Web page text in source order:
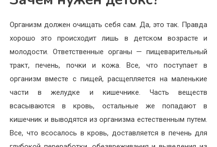
Организм должен очищать себя сам. Да, это так. Правда
хорошо это происходит лишь в детском возрасте и
молодости. Ответственные органы — пищеварительный
тракт, печень, почки и кожа. Все, что поступает в
организм вместе с пищей, расщепляется на маленькие
части в желудке и кишечнике. Часть веществ
всасываются в кровь, остальные же попадают в
кишечник и выводятся из организма естественным путем.
Все, что всосалось в кровь, доставляется в печень для